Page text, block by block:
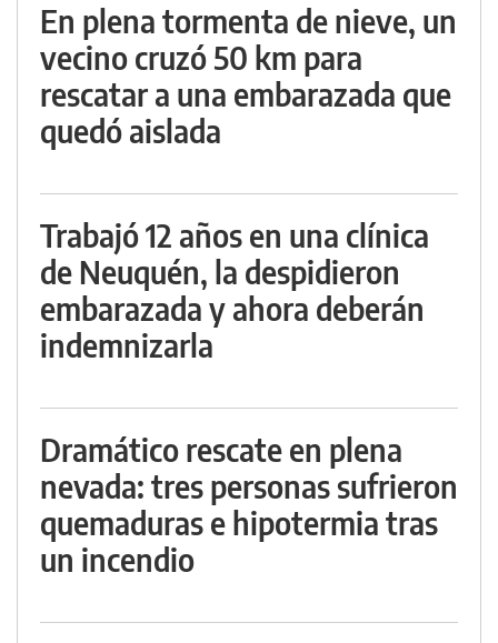
En plena tormenta de nieve, un
vecino cruzó 50 km para
rescatar a una embarazada que
quedó aislada
Trabajó 12 años en una clínica
de Neuquén, la despidieron
embarazada y ahora deberán
indemnizarla
Dramático rescate en plena
nevada: tres personas sufrieron
quemaduras e hipotermia tras
un incendio